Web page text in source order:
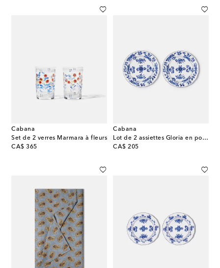
Cabana
Set de 2 verres Marmara à fleurs
CA$ 365
original price
Cabana
Lot de 2 assiettes Gloria en porcelaine
CA$ 205
original price